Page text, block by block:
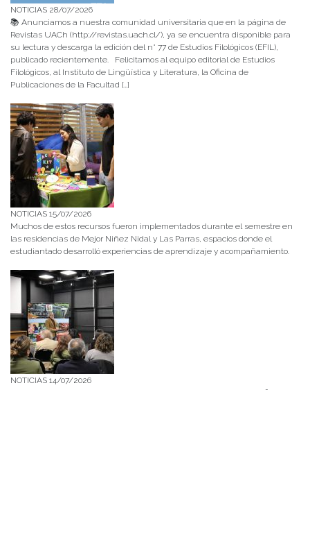
NOTICIAS 28/07/2026
📚 Anunciamos a nuestra comunidad universitaria que en la página de
Revistas UACh (http://revistas.uach.cl/), ya se encuentra disponible para
su lectura y descarga la edición del n° 77 de Estudios Filológicos (EFIL),
publicado recientemente. Felicitamos al equipo editorial de Estudios
Filológicos, al Instituto de Lingüística y Literatura, la Oficina de
Publicaciones de la Facultad […]
NOTICIAS 15/07/2026
Muchos de estos recursos fueron implementados durante el semestre en
las residencias de Mejor Niñez Nidal y Las Parras, espacios donde el
estudiantado desarrolló experiencias de aprendizaje y acompañamiento.
NOTICIAS 14/07/2026
La instancia convocó a equipos académicos y profesionales con el fin de